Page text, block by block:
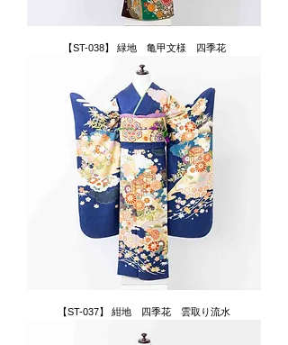
【ST-038】 緑地 亀甲文様 四季花
【ST-037】 紺地 四季花 雲取り流水